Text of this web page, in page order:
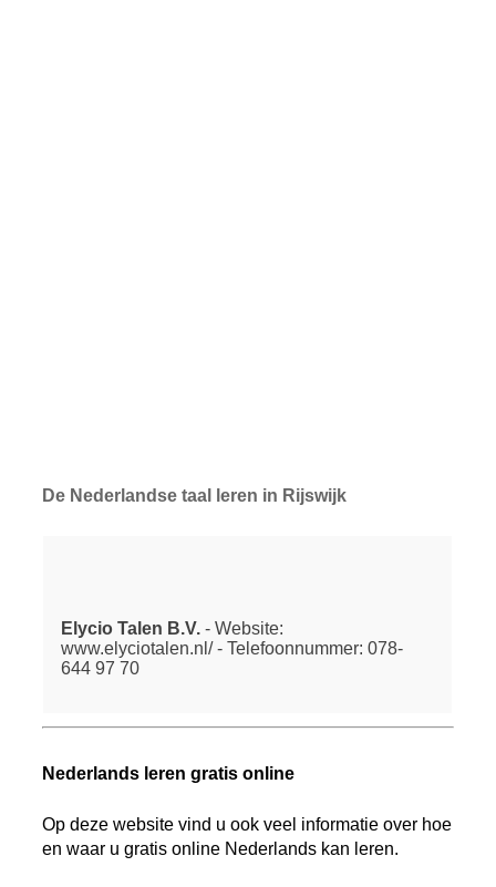
De Nederlandse taal leren in Rijswijk
Elycio Talen B.V.- Website:
www.elyciotalen.nl/ - Telefoonnummer: 078-
644 97 70
Nederlands leren gratis online
Op deze website vind u ook veel informatie over hoe
en waar u gratis online Nederlands kan leren.